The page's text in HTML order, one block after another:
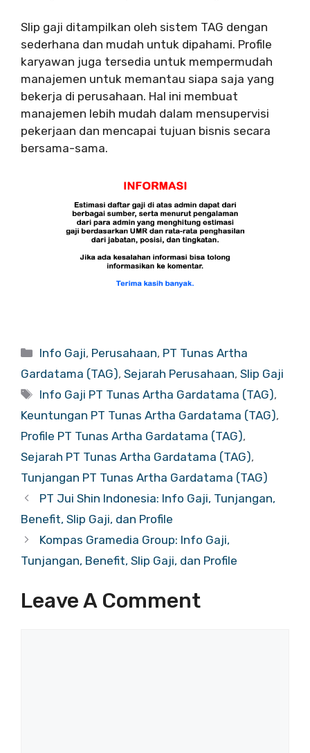
Slip gaji ditampilkan oleh sistem TAG dengan
sederhana dan mudah untuk dipahami. Profile
karyawan juga tersedia untuk mempermudah
manajemen untuk memantau siapa saja yang
bekerja di perusahaan. Hal ini membuat
manajemen lebih mudah dalam mensupervisi
pekerjaan dan mencapai tujuan bisnis secara
bersama-sama.
Categories
Info Gaji, Perusahaan, PT Tunas Artha
Gardatama (TAG), Sejarah Perusahaan, Slip Gaji
Tags
Info Gaji PT Tunas Artha Gardatama (TAG),
Keuntungan PT Tunas Artha Gardatama (TAG),
Profile PT Tunas Artha Gardatama (TAG),
Sejarah PT Tunas Artha Gardatama (TAG),
Tunjangan PT Tunas Artha Gardatama (TAG)
PT Jui Shin Indonesia: Info Gaji, Tunjangan,
Benefit, Slip Gaji, dan Profile
Kompas Gramedia Group: Info Gaji,
Tunjangan, Benefit, Slip Gaji, dan Profile
Leave A Comment